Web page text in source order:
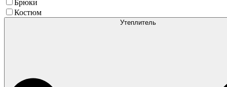
Брюки
Костюм
Утеплитель